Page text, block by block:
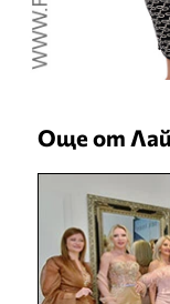
Още от